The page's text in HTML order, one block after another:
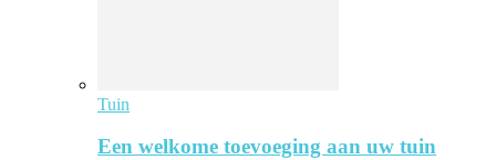
Tuin
Een welkome toevoeging aan uw tuin